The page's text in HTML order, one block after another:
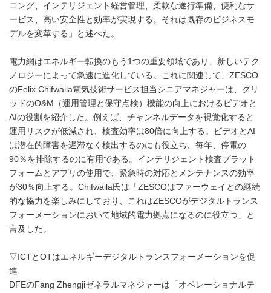
ニング、インテリジェント経営管理、柔軟な遂行準備、便利なサ
ービス、高い安全性と効率が実現する。それは既存のビジネスモ
デルを変革する」と述べた。
電力網はエネルギー転換のもう1つの重要領域であり、新しいテク
ノロジーによって急速に進化している。これに関連して、ZESCO
のFelix Chifwaila電気技術サービス担当シニアマネジャーは、グリ
ッドのO&M（運用管理と保守点検）機能の向上におけるビデオと
AIの役割を紹介した。例えば、チャンネルデータを視覚化すると
運用リスクが低減され、検査効率は80倍に向上する。ビデオとAI
は潜在的障害を遅滞なく検出するのにも役立ち、毎年、停電の
90％を排除するのに有用である。インテリジェント検査プラット
フォームとアプリの使用で、緊急時の対応とメンテナンスの効率
が30％向上する。Chifwaila氏は「ZESCOはファーウェイとの継続
的な協力を楽しみにしており、これはZESCOがデジタルトランス
フォーメーションにおいて地域的電力拠点になるのに役立つ」と
言及した。
▽ICTとOTはエネルギーデジタルトランスフォーメーションを促
進
DFEのFang Zhengjiゼネラルマネジャーは「オペレーショナルテ